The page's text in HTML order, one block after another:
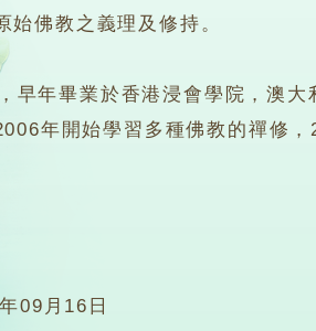
始佛教之義理及修持。
畢業於香港浸會學院，澳大
年開始學習多種佛教的禪修
09月16日